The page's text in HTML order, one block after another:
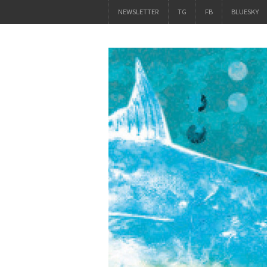
NEWSLETTER TG FB BLUESKY